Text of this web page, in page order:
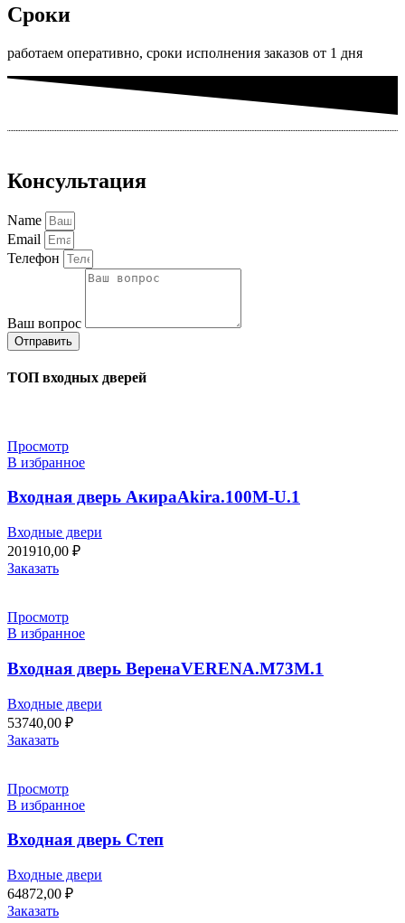
Сроки
работаем оперативно, сроки исполнения заказов от 1 дня
Консультация
Name
Email
Телефон
Ваш вопрос
Отправить
ТОП входных дверей
Просмотр
В избранное
Входная дверь АкираAkira.100M-U.1
Входные двери
201910,00 ₽
Заказать
Просмотр
В избранное
Входная дверь ВеренаVERENA.M73M.1
Входные двери
53740,00 ₽
Заказать
Просмотр
В избранное
Входная дверь Степ
Входные двери
64872,00 ₽
Заказать